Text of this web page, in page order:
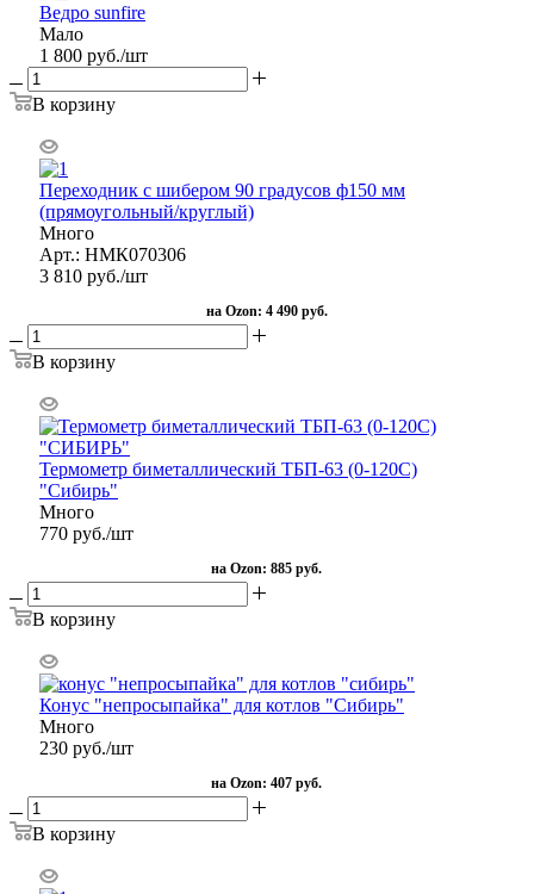
Ведро sunfire
Мало
1 800 руб./шт
В корзину
Переходник с шибером 90 градусов ф150 мм
(прямоугольный/круглый)
Много
Арт.: НМК070306
3 810 руб./шт
на Ozon: 4 490 руб.
В корзину
Термометр биметаллический ТБП-63 (0-120С)
"Сибирь"
Много
770 руб./шт
на Ozon: 885 руб.
В корзину
Конус "непросыпайка" для котлов "Сибирь"
Много
230 руб./шт
на Ozon: 407 руб.
В корзину